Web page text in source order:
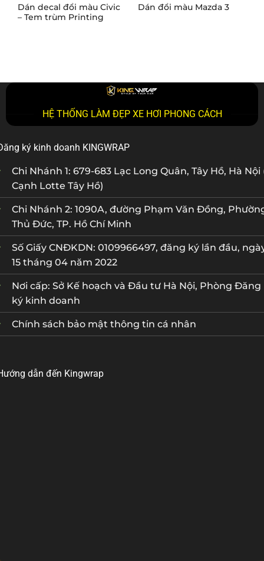
Dán decal đổi màu Civic
– Tem trùm Printing
Dán đổi màu Mazda 3
HỆ THỐNG LÀM ĐẸP XE HƠI PHONG CÁCH
ký kinh doanh KINGWRAP
Chi Nhánh 1: 679-683 Lạc Long Quân, Tây Hồ, Hà Nội
Cạnh Lotte Tây Hồ)
Chi Nhánh 2: 1090A, đường Phạm Văn Đồng,
Thủ Đức, TP. Hồ Chí Minh
Số Giấy CNĐKDN: 0109966497, đăng ký lần đầu,
15 tháng 04 năm 2022
Nơi cấp: Sở Kế hoạch và Đầu tư Hà Nội, Phòng Đăng
ký kinh doanh
Chính sách bảo mật thông tin cá nhân
dẫn đến Kingwrap